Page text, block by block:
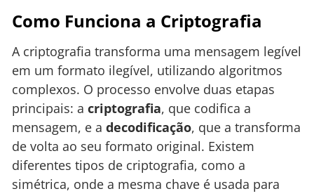
Como Funciona a Criptografia
A criptografia transforma uma mensagem legível
em um formato ilegível, utilizando algoritmos
complexos. O processo envolve duas etapas
principais: a criptografia, que codifica a
mensagem, e a decodificação, que a transforma
de volta ao seu formato original. Existem
diferentes tipos de criptografia, como a
simétrica, onde a mesma chave é usada para